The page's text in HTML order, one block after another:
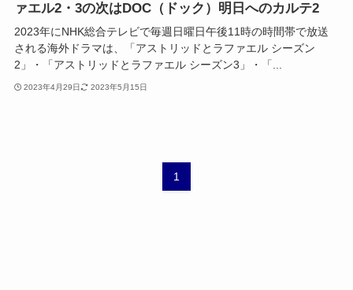
ァエル2・3の次はDOC（ドック）明日へのカルテ2
2023年にNHK総合テレビで毎週日曜日午後11時の時間帯で放送
される海外ドラマは、「アストリッドとラファエル シーズン
2」・「アストリッドとラファエル シーズン3」・「...
2023年4月29日 2023年5月15日
1